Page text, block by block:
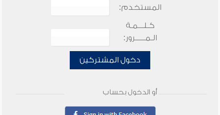
المستخدم:
كـلـــمـة
الـمـــــرور:
دخول المشتركين
أو الدخول بحساب